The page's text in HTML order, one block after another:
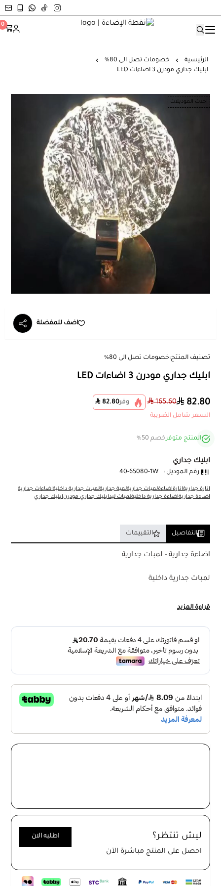
نقطة الإضاءة 0
الرئيسية
خصومات تصل الى 80%
ابليك جداري مودرن 3 اضاءات LED
احدث الموديلات
اضف للمفضلة
تصنيف المنتج:خصومات تصل الى 80%
ابليك جداري مودرن 3 اضاءات LED
82.80
165.60 وفر82.80
السعر شامل الضريبة
المنتج متوفرخصم 50%
ابليك جداري
رقم الموديل : 40-65080-1W
انارة جداريةانارةاضاءةلمبات جداريةلمبة جداريةلمبات جدارية داخليةاضاءات جدارية
اضاءة جداريةاضاءة جدارية داخليةلمبات ليدابليك جداري مودرنابليك جداري
التفاصيل التقييمات
اضاءة جدارية - لمبات جدارية
لمبات جدارية داخلية
ابليك جداري مودرن 3 اضاءات LED
الوصف :
يضفي ابليك جداري ليد مودرن لمسة عصرية وجميلة على أي
جدار في منزلك أو مكتبك. يتميز بتصميمه الأنيق الذي يتناسب
مع أي ديكور داخلي.
يوفر إضاءة دافئة ومريحة بدون أن تصبح حارقة أو مزعجة للعين.
يوفر توهجًا ناعمًا ودافئًا ويتميز بخفة الوزن والمتانة.
مناسب للإضاءة الرئيسية، والإضاءة التوليفية، وإضاءة الزاوية
الداكنة في المنزل أو المكتب. يتميز بسهولة التركيب
الحائط وتتميز بسهولة الاستخدام وضمان عالي الجودة.
شكل رائع ومميز واضاءة ممتازة تغطي مساحة واسعة .
مصنوعة من مواد عالية الجودة صديقة للبيئة ومقاومة للتاكل
والاهتراء يتمتع بميزة العمر الطويل اذا تمت المحافظة عليها .
قراءة المزيد
ليش تنتظر؟
احصل على المنتج مباشرة الآن
اطلبه الان